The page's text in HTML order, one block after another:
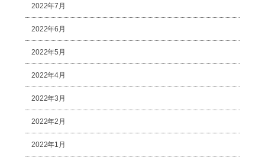
2022年7月
2022年6月
2022年5月
2022年4月
2022年3月
2022年2月
2022年1月